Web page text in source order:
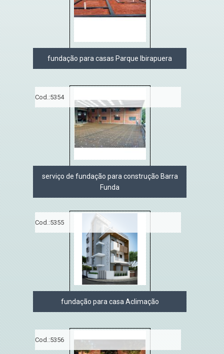
fundação para casas Parque Ibirapuera
Cod.:5354
serviço de fundação para construção Barra
Funda
Cod.:5355
fundação para casa Aclimação
Cod.:5356